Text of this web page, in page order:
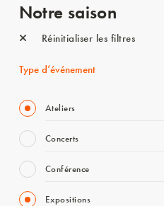
Notre saison
Réinitialiser les filtres
Type d’événement
Ateliers
Concerts
Conférence
Expositions